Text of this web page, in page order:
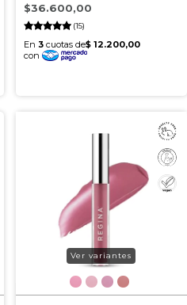
(15)
$36.600,00
Ver variantes